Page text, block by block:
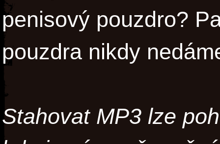
penisový pouzdro?
pouzdra nikdy
Stahovat MP3 lze